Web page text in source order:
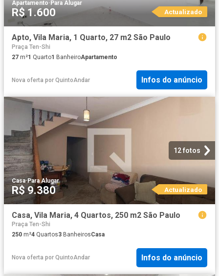
Apartamento· Para Alugar
R$ 1.600 Actualizado
Apto, Vila Maria, 1 Quarto, 27 m2 São Paulo
Praça Ten-Shi
27 m²1 Quarto1 BanheiroApartamento
Nova oferta por QuintoAndar Infos do anúncio
12 fotos
Casa·Para Alugar
R$ 9.380 Actualizado
Casa, Vila Maria, 4 Quartos, 250 m2 São Paulo
Praça Ten-Shi
250 m²4 Quartos3 BanheirosCasa
Nova oferta por QuintoAndar Infos do anúncio